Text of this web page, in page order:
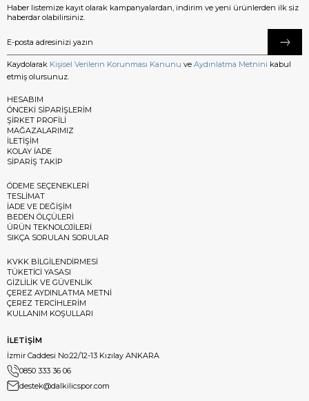
Haber listemize kayıt olarak kampanyalardan, indirim ve yeni ürünlerden ilk siz
haberdar olabilirsiniz.
Kaydolarak Kişisel Verilerin Korunması Kanunu ve Aydınlatma Metnini kabul
etmiş olursunuz.
HESABIM
ÖNCEKİ SİPARİŞLERİM
ŞİRKET PROFİLİ
MAĞAZALARIMIZ
İLETİŞİM
KOLAY İADE
SİPARİŞ TAKİP
ÖDEME SEÇENEKLERİ
TESLİMAT
İADE VE DEĞİŞİM
BEDEN ÖLÇÜLERİ
ÜRÜN TEKNOLOJİLERİ
SIKÇA SORULAN SORULAR
KVKK BİLGİLENDİRMESİ
TÜKETİCİ YASASI
GİZLİLİK VE GÜVENLİK
ÇEREZ AYDINLATMA METNİ
ÇEREZ TERCİHLERİM
KULLANIM KOŞULLARI
İLETİŞİM
İzmir Caddesi No:22/12-13 Kızılay ANKARA
0850 333 36 06
destek@dalkilicspor.com